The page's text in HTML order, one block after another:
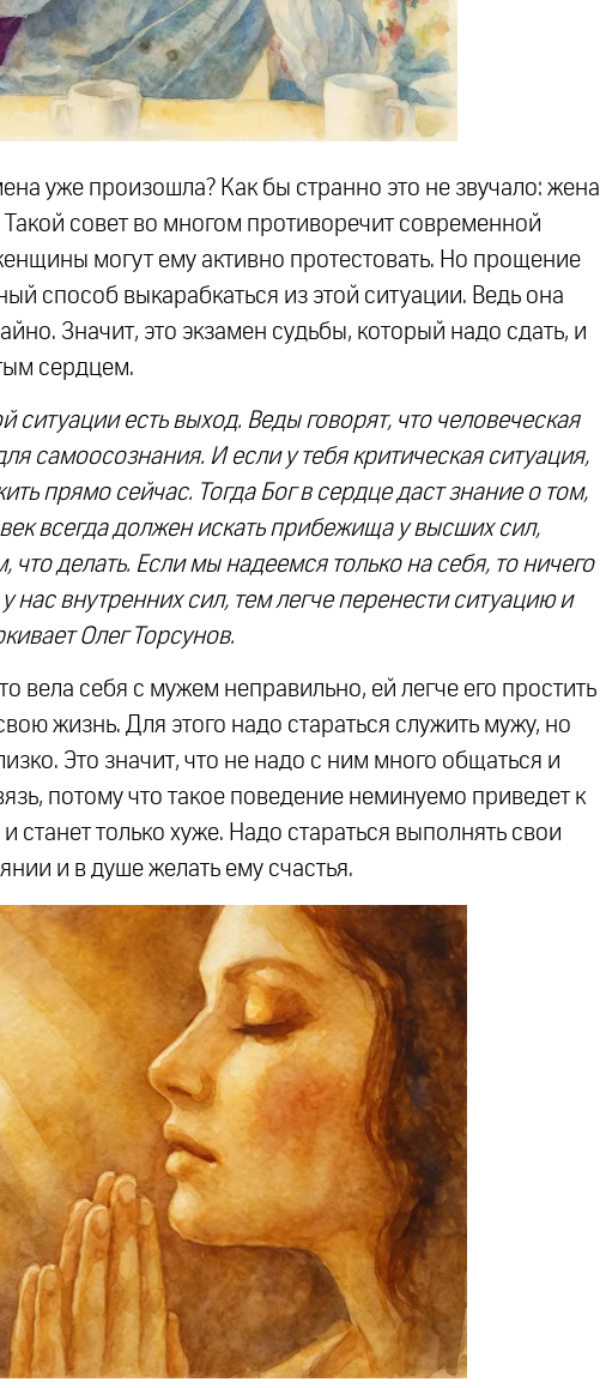
уже произошла? Как бы странно это не звучало: жена
совет во многом противоречит современной
могут ему активно протестовать. Но прощение
способ выкарабкаться из этой ситуации. Ведь она
Значит, это экзамен судьбы, который надо сдать, и
сердцем.
ситуации есть выход. Веды говорят, что человеческая
самоосознания. И если у тебя критическая ситуация,
прямо сейчас. Тогда Бог в сердце даст знание о том,
всегда должен искать прибежища у высших сил,
что делать. Если мы надеемся только на себя, то ничего
нас внутренних сил, тем легче перенести ситуацию и
Олег Торсунов.
вела себя с мужем неправильно, ей легче его простить
жизнь. Для этого надо стараться служить мужу, но
Это значит, что не надо с ним много общаться и
потому что такое поведение неминуемо приведет к
только хуже. Надо стараться выполнять свои
и в душе желать ему счастья.